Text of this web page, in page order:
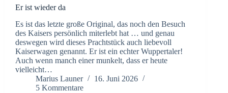
Er ist wieder da
Es ist das letzte große Original, das noch den Besuch
des Kaisers persönlich miterlebt hat … und genau
deswegen wird dieses Prachtstück auch liebevoll
Kaiserwagen genannt. Er ist ein echter Wuppertaler!
Auch wenn manch einer munkelt, dass er heute
vielleicht…
Marius Launer
16. Juni 2026
5 Kommentare